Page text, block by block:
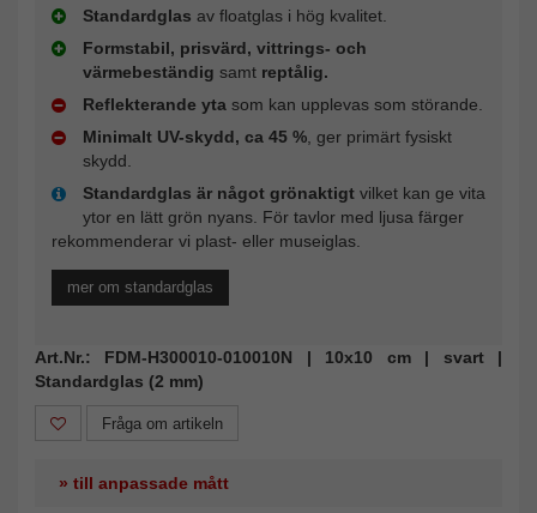
Standardglas av floatglas i hög kvalitet.
Formstabil, prisvärd, vittrings- och
värmebeständig samt reptålig.
Reflekterande yta som kan upplevas som störande.
Minimalt UV-skydd, ca 45 % , ger primärt fysiskt
skydd.
Standardglas är något grönaktigt vilket kan ge vita
ytor en lätt grön nyans. För tavlor med ljusa färger
rekommenderar vi plast- eller museiglas.
mer om standardglas
Art.Nr.: FDM-H300010-010010N | 10x10 cm | svart |
Standardglas (2 mm)
Fråga om artikeln
» till anpassade mått